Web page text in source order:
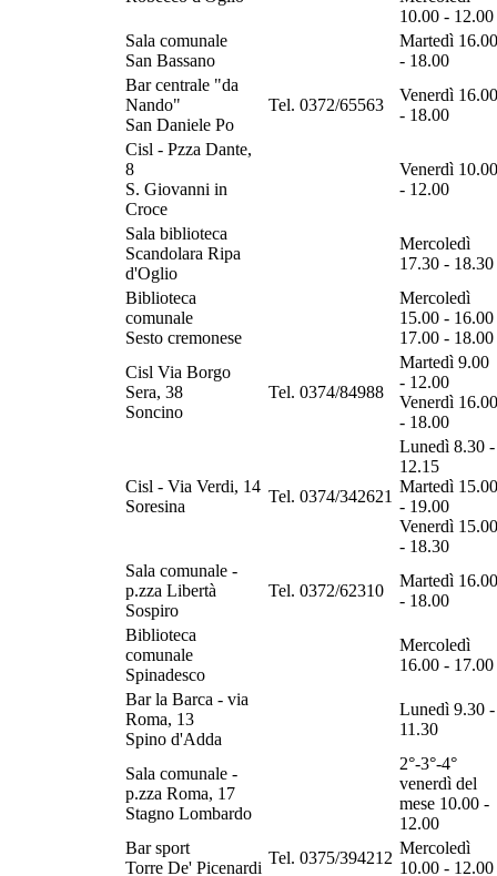
10.00 - 12.00
Sala comunale
San Bassano
Martedì 16.00
- 18.00
Bar centrale "da
Nando"
San Daniele Po
Tel. 0372/65563
Venerdì 16.00
- 18.00
Cisl - Pzza Dante,
8
S. Giovanni in
Croce
Venerdì 10.00
- 12.00
Sala biblioteca
Scandolara Ripa
d'Oglio
Mercoledì
17.30 - 18.30
Biblioteca
comunale
Sesto cremonese
Mercoledì
15.00 - 16.00
17.00 - 18.00
Cisl Via Borgo
Sera, 38
Soncino
Tel. 0374/84988
Martedì 9.00
- 12.00
Venerdì 16.00
- 18.00
Cisl - Via Verdi, 14
Soresina
Tel. 0374/342621
Lunedì 8.30 -
12.15
Martedì 15.00
- 19.00
Venerdì 15.00
- 18.30
Sala comunale -
p.zza Libertà
Sospiro
Tel. 0372/62310
Martedì 16.00
- 18.00
Biblioteca
comunale
Spinadesco
Mercoledì
16.00 - 17.00
Bar la Barca - via
Roma, 13
Spino d'Adda
Lunedì 9.30 -
11.30
Sala comunale -
p.zza Roma, 17
Stagno Lombardo
2°-3°-4°
venerdì del
mese 10.00 -
12.00
Bar sport
Torre De' Picenardi
Tel. 0375/394212
Mercoledì
10.00 - 12.00